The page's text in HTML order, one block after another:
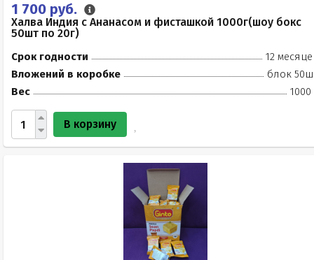
1 700 руб.
Халва Индия с Ананасом и фисташкой 1000г(шоу бокс
50шт по 20г)
Срок годности
12
Вложений в коробке
блок
Вес
1000
В корзину